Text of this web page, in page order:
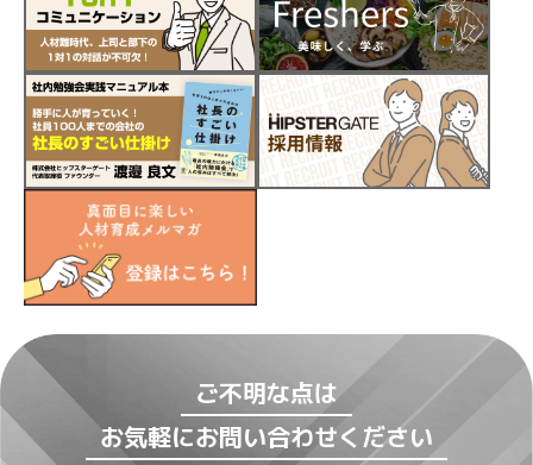
ご不明な点は
お気軽にお問い合わせください